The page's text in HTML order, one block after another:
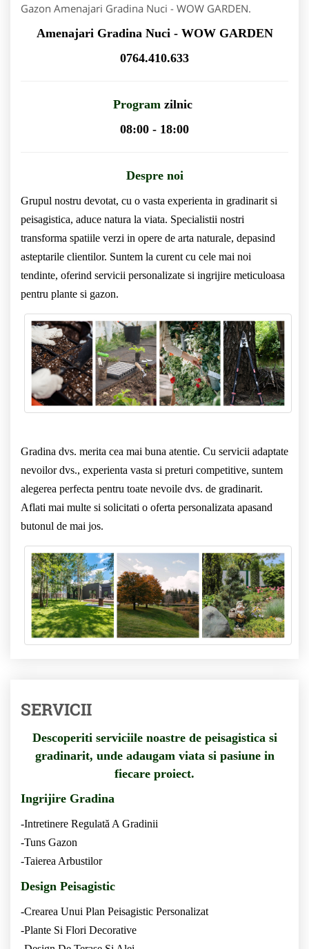
Gazon Amenajari Gradina Nuci - WOW GARDEN.
Amenajari Gradina Nuci - WOW GARDEN
0764.410.633
Program zilnic
08:00 - 18:00
Despre noi
Grupul nostru devotat, cu o vasta experienta in gradinarit si
peisagistica, aduce natura la viata. Specialistii nostri
transforma spatiile verzi in opere de arta naturale, depasind
asteptarile clientilor. Suntem la curent cu cele mai noi
tendinte, oferind servicii personalizate si ingrijire meticuloasa
pentru plante si gazon.
Gradina dvs. merita cea mai buna atentie. Cu servicii adaptate
nevoilor dvs., experienta vasta si preturi competitive, suntem
alegerea perfecta pentru toate nevoile dvs. de gradinarit.
Aflati mai multe si solicitati o oferta personalizata apasand
butonul de mai jos.
SERVICII
Descoperiti serviciile noastre de peisagistica si
gradinarit, unde adaugam viata si pasiune in
fiecare proiect.
Ingrijire Gradina
-Intretinere Regulată A Gradinii
-Tuns Gazon
-Taierea Arbustilor
Design Peisagistic
-Crearea Unui Plan Peisagistic Personalizat
-Plante Si Flori Decorative